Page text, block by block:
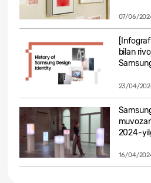
07/06/
bilan
23/04/
2024-
16/04/